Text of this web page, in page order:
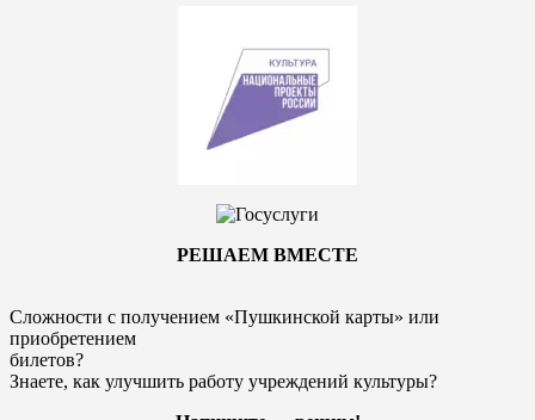
РЕШАЕМ ВМЕСТЕ
Сложности с получением «Пушкинской карты» или
приобретением
билетов?
Знаете, как улучшить работу учреждений культуры?